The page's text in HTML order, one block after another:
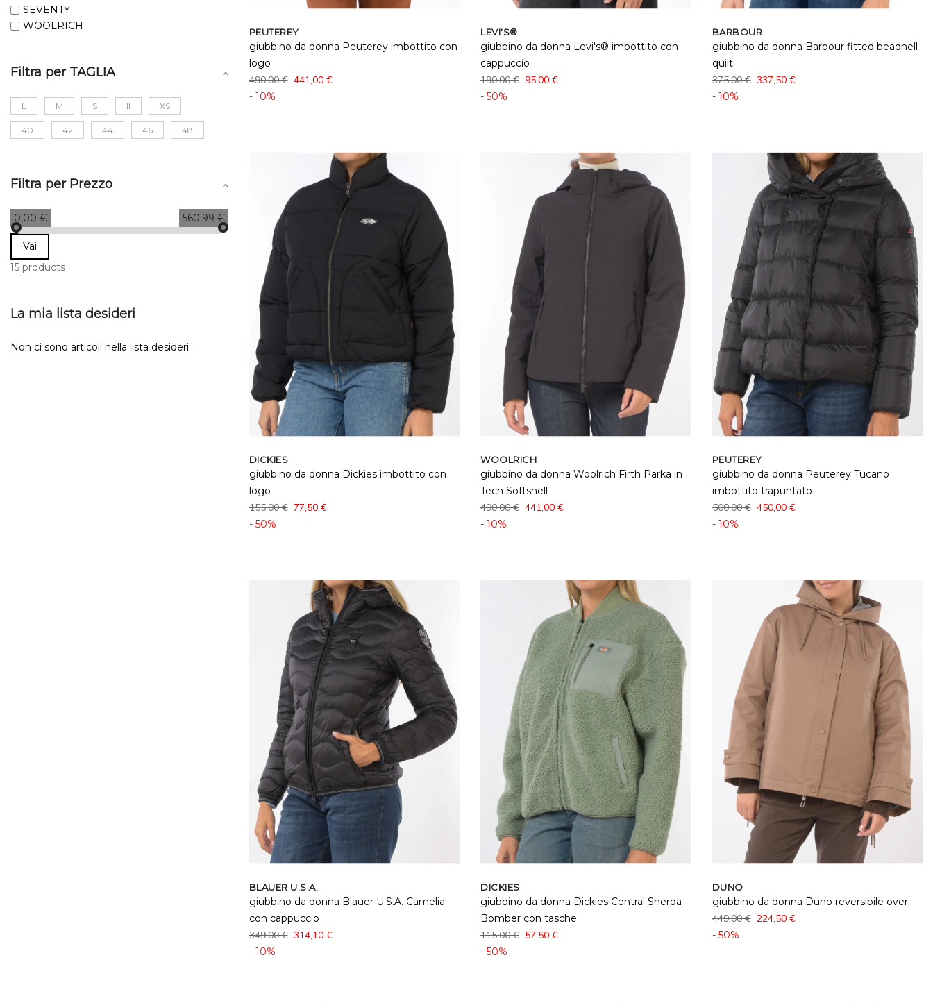
PEUTEREY
giubbino da donna Peuterey imbottito con
logo
490,00 € 441,00 €
- 10%
LEVI'S®
giubbino da donna Levi's® imbottito con
cappuccio
190,00 € 95,00 €
- 50%
BARBOUR
giubbino da donna Barbour fitted beadnell
quilt
375,00 € 337,50 €
- 10%
DICKIES
giubbino da donna Dickies imbottito con
logo
155,00 € 77,50 €
- 50%
WOOLRICH
giubbino da donna Woolrich Firth Parka in
Tech Softshell
490,00 € 441,00 €
- 10%
PEUTEREY
giubbino da donna Peuterey Tucano
imbottito trapuntato
500,00 € 450,00 €
- 10%
BLAUER U.S.A.
giubbino da donna Blauer U.S.A. Camelia
con cappuccio
349,00 € 314,10 €
- 10%
DICKIES
giubbino da donna Dickies Central Sherpa
Bomber con tasche
115,00 € 57,50 €
- 50%
DUNO
giubbino da donna Duno reversibile over
449,00 € 224,50 €
- 50%
SEVENTY
WOOLRICH
Filtra per TAGLIA
L M S II XS
40 42 44 46 48
Filtra per Prezzo
0,00 € 560,99 €
Vai
15 products
La mia lista desideri
Non ci sono articoli nella lista desideri.